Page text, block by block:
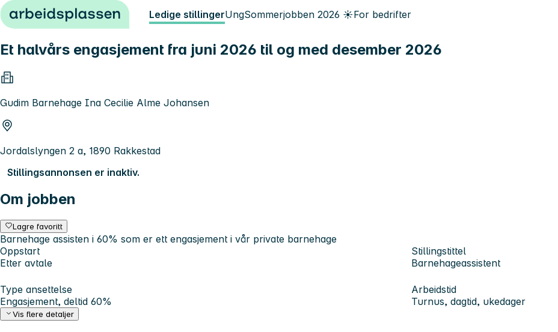
Hopp til innhold Ledige stillingerUngSommerjobben 2026 ☀️For bedrifter
Et halvårs engasjement fra juni 2026 til og med desember 2026
Gudim Barnehage Ina Cecilie Alme Johansen
Jordalslyngen 2 a, 1890 Rakkestad
Stillingsannonsen er inaktiv.
Om jobben
Lagre favoritt
Barnehage assisten i 60% som er ett engasjement i vår private barnehage
Oppstart
Etter avtale
Stillingstittel
Barnehageassistent
Type ansettelse
Engasjement, deltid 60%
Arbeidstid
Turnus, dagtid, ukedager
Vis flere detaljer